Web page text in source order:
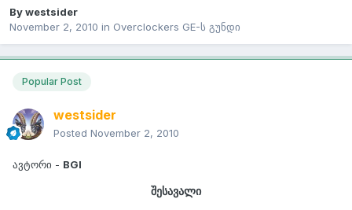
Bywestsider
November 2, 2010 in Overclockers GE-ს გუნდი
Popular Post
westsider
Posted November 2, 2010
ავტორი - BGI
შესავალი